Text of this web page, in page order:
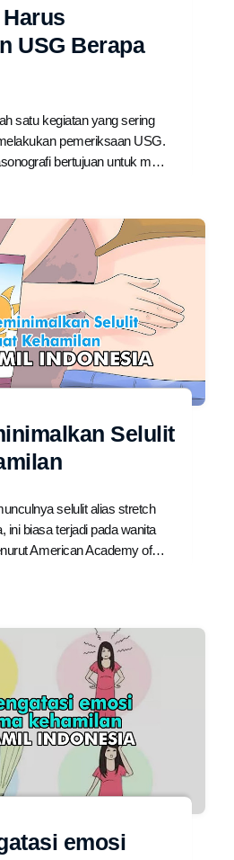
USG Berapa
satu kegiatan yang sering
pemeriksaan USG.
bertujuan untuk m…
Selulit
selulit alias stretch
ini biasa terjadi pada wanita
American Academy of…
emosi